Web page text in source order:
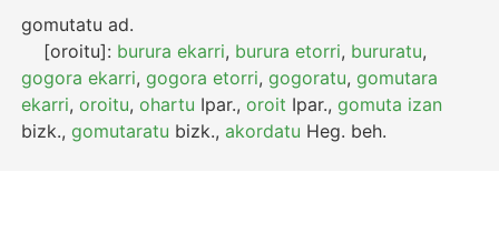
gomutatu ad.
[oroitu]: burura ekarri, burura etorri, bururatu,
gogora ekarri,gogora etorri,gogoratu,gomutara
ekarri,oroitu,ohartu Ipar.,oroit Ipar.,gomuta izan
bizk.,gomutaratu bizk.,akordatu Heg. beh.